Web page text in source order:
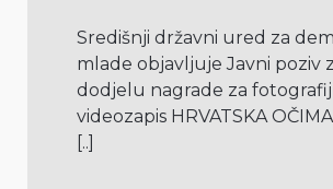
Središnji državni ured za
mlade objavljuje Javni poziv
dodjelu nagrade za
[..]